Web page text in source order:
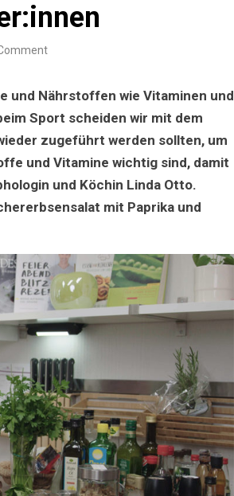
on
und Nährstoffen wie Vitaminen und
Sport scheiden wir mit dem
zugeführt werden sollten, um
und Vitamine wichtig sind, damit
und Köchin Linda Otto.
mit Paprika und